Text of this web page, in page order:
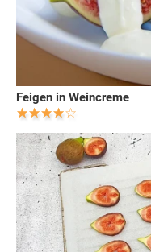
Feigen in Weincreme